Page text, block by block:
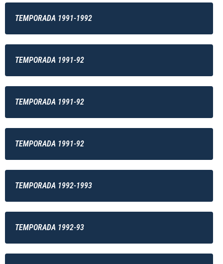
TEMPORADA 1991-1992
TEMPORADA 1991-92
TEMPORADA 1991-92
TEMPORADA 1991-92
TEMPORADA 1992-1993
TEMPORADA 1992-93